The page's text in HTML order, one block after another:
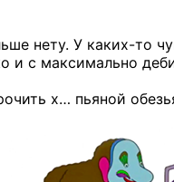
нету. У каких-то
и с максимально
х… пьяной